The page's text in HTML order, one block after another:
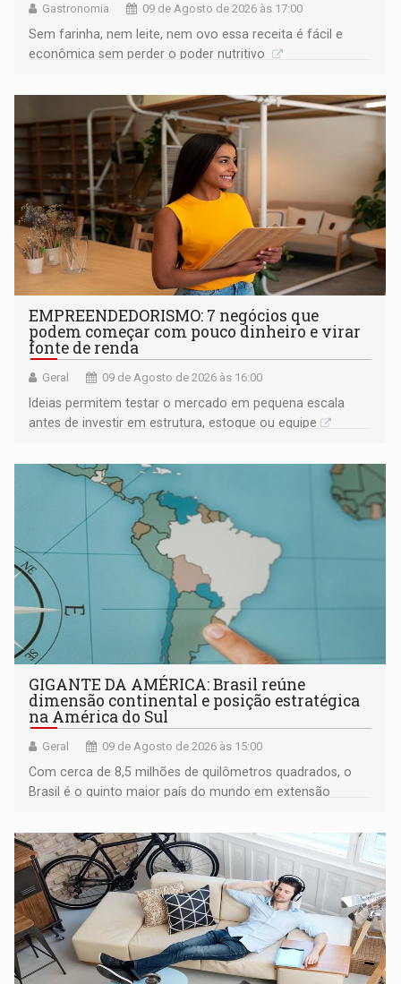
Gastronomia 09 de Agosto de 2026 às 17:00
Sem farinha, nem leite, nem ovo essa receita é fácil e
econômica sem perder o poder nutritivo
EMPREENDEDORISMO: 7 negócios que
podem começar com pouco dinheiro e virar
fonte de renda
Geral 09 de Agosto de 2026 às 16:00
Ideias permitem testar o mercado em pequena escala
antes de investir em estrutura, estoque ou equipe
GIGANTE DA AMÉRICA: Brasil reúne
dimensão continental e posição estratégica
na América do Sul
Geral 09 de Agosto de 2026 às 15:00
Com cerca de 8,5 milhões de quilômetros quadrados, o
Brasil é o quinto maior país do mundo em extensão